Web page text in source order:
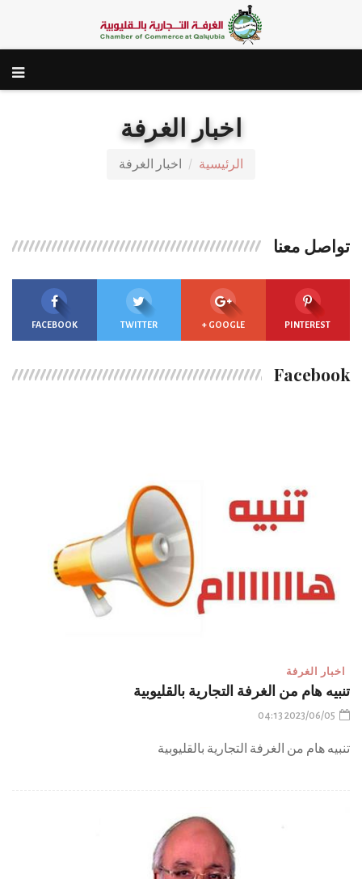
اخبار الغرفة
الرئيسية اخبار الغرفة
تواصل معنا
FACEBOOK TWITTER GOOGLE + PINTEREST
Facebook
اخبار الغرفة
تنبيه هام من الغرفة التجارية بالقليوبية
2023/06/05 04:13
تنبيه هام من الغرفة التجارية بالقليوبية